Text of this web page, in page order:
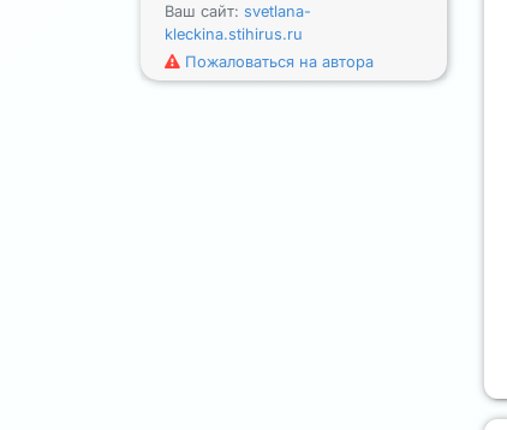
Ваш сайт: svetlana-
kleckina.stihirus.ru
Пожаловаться на автора